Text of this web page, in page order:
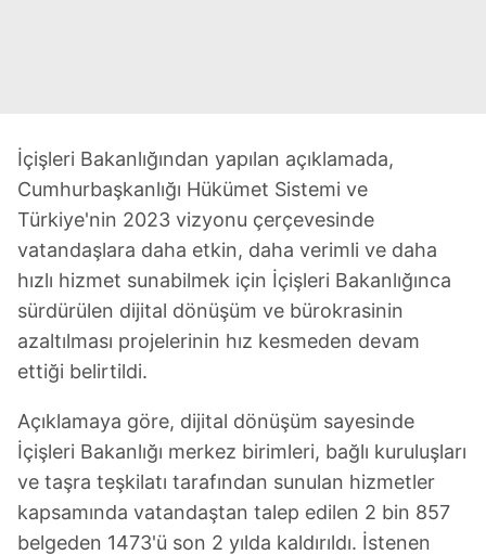
İçişleri Bakanlığından yapılan açıklamada,
Cumhurbaşkanlığı Hükümet Sistemi ve
Türkiye'nin 2023 vizyonu çerçevesinde
vatandaşlara daha etkin, daha verimli ve daha
hızlı hizmet sunabilmek için İçişleri Bakanlığınca
sürdürülen dijital dönüşüm ve bürokrasinin
azaltılması projelerinin hız kesmeden devam
ettiği belirtildi.
Açıklamaya göre, dijital dönüşüm sayesinde
İçişleri Bakanlığı merkez birimleri, bağlı kuruluşları
ve taşra teşkilatı tarafından sunulan hizmetler
kapsamında vatandaştan talep edilen 2 bin 857
belgeden 1473'ü son 2 yılda kaldırıldı. İstenen